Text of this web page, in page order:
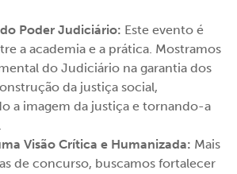
Poder Judiciário: Este evento é
a academia e a prática. Mostramos
do Judiciário na garantia dos
da justiça social,
a imagem da justiça e tornando-a
Visão Crítica e Humanizada: Mais
de concurso, buscamos fortalecer